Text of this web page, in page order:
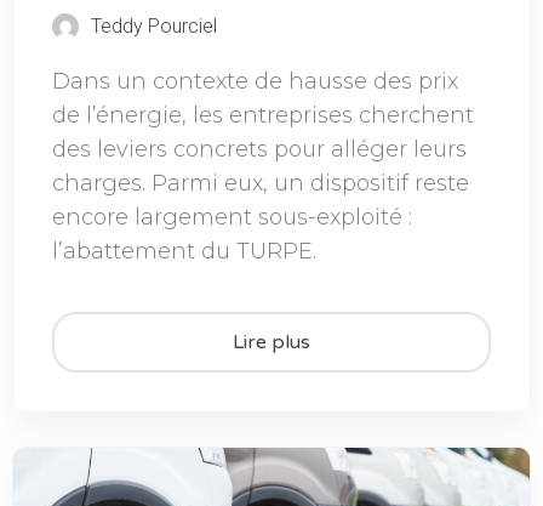
Teddy Pourciel
Dans un contexte de hausse des prix
de l’énergie, les entreprises cherchent
des leviers concrets pour alléger leurs
charges. Parmi eux, un dispositif reste
encore largement sous-exploité :
l’abattement du TURPE.
Lire plus